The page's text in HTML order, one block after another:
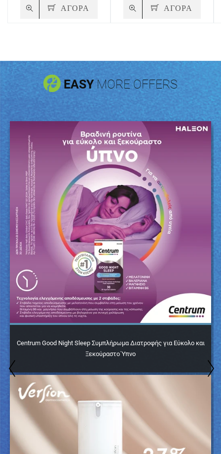
ΑΓΟΡΑ ΑΓΟΡΑ
EASYMORE OFFERS
Centrum Good Night Sleep Συμπλήρωμα Διατροφής για Εύκολο και
Ξεκούραστο Ύπνο